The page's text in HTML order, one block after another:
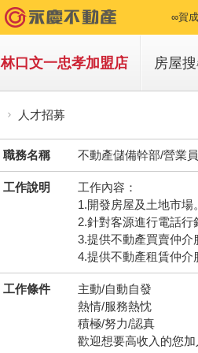
∞賀
∞賀
∞賀
∞賀
林口文一忠孝加盟店 房屋
人才招募
職務名稱 不動產儲備幹部/營業員
工作說明
工作內容：
1.開發房屋及土地市場
2.針對客源進行電話
3.提供不動產買賣仲介
4.提供不動產租賃仲介
工作條件
主動/自動自發
熱情/服務熱忱
積極/努力/認真
歡迎想要高收入的您加